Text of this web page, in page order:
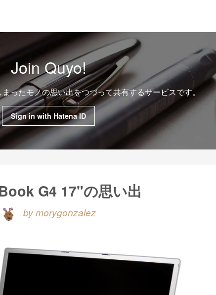
Join Quyo!
ったモノの思い出をつづって共有するサービスです。
Sign in with Hatena ID
G4 17"の思い出
by morygonzalez